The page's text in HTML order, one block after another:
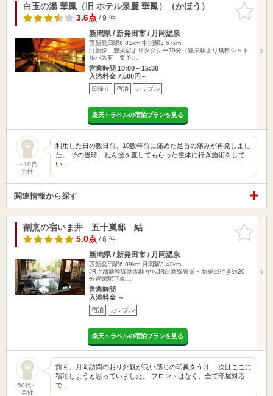
お気に入
りに追加
白玉の湯 華鳳（旧 ホテル泉慶 華鳳）（かほう）
3.6点/ 9 件
新潟県 / 新発田市 / 月岡温泉
西新発田駅6.81km 中浦駅3.67km
白新線 豊栄駅よりタクシー20分（豊栄駅より無料シャト
ルバス有 要予…
営業時間 10:00～15:30
入浴料金 7,500円～
日帰り 宿泊 カップル
楽天トラベルの宿泊プランを見る
～10代
男性
利用した日の数日前、10数年前に痛めた足首の痛みが再発しまし
た。 その当時、ねん挫を直してもらった整体に行き施術をして
い…
関連情報から探す
お気に入
りに追加
割烹の宿いま井 五十嵐邸 結
5.0点/ 6 件
新潟県 / 新発田市 / 月岡温泉
西新発田駅6.89km 月岡駅3.42km
JR上越新幹線新潟駅からJR白新線豊栄・新発田行き約20
分豊栄駅下車…
営業時間
入浴料金 ～
宿泊 カップル
楽天トラベルの宿泊プランを見る
50代～
男性
前回、月岡訪問のおり外観が良い感じの印象をうけ、 次はここに
宿泊しようと思っていました。 フロントはなく、全て部屋対応
で…